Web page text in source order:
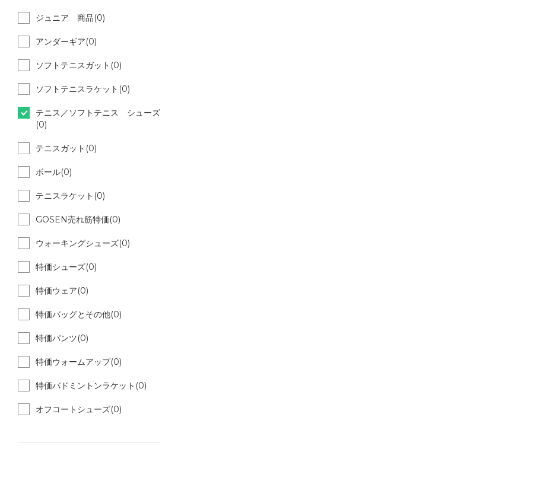
ジュニア 商品(0)
アンダーギア(0)
ソフトテニスガット(0)
ソフトテニスラケット(0)
テニス／ソフトテニス シューズ
(0)
テニスガット(0)
ボール(0)
テニスラケット(0)
GOSEN売れ筋特価(0)
ウォーキングシューズ(0)
特価シューズ(0)
特価ウェア(0)
特価バッグとその他(0)
特価パンツ(0)
特価ウォームアップ(0)
特価バドミントンラケット(0)
オフコートシューズ(0)